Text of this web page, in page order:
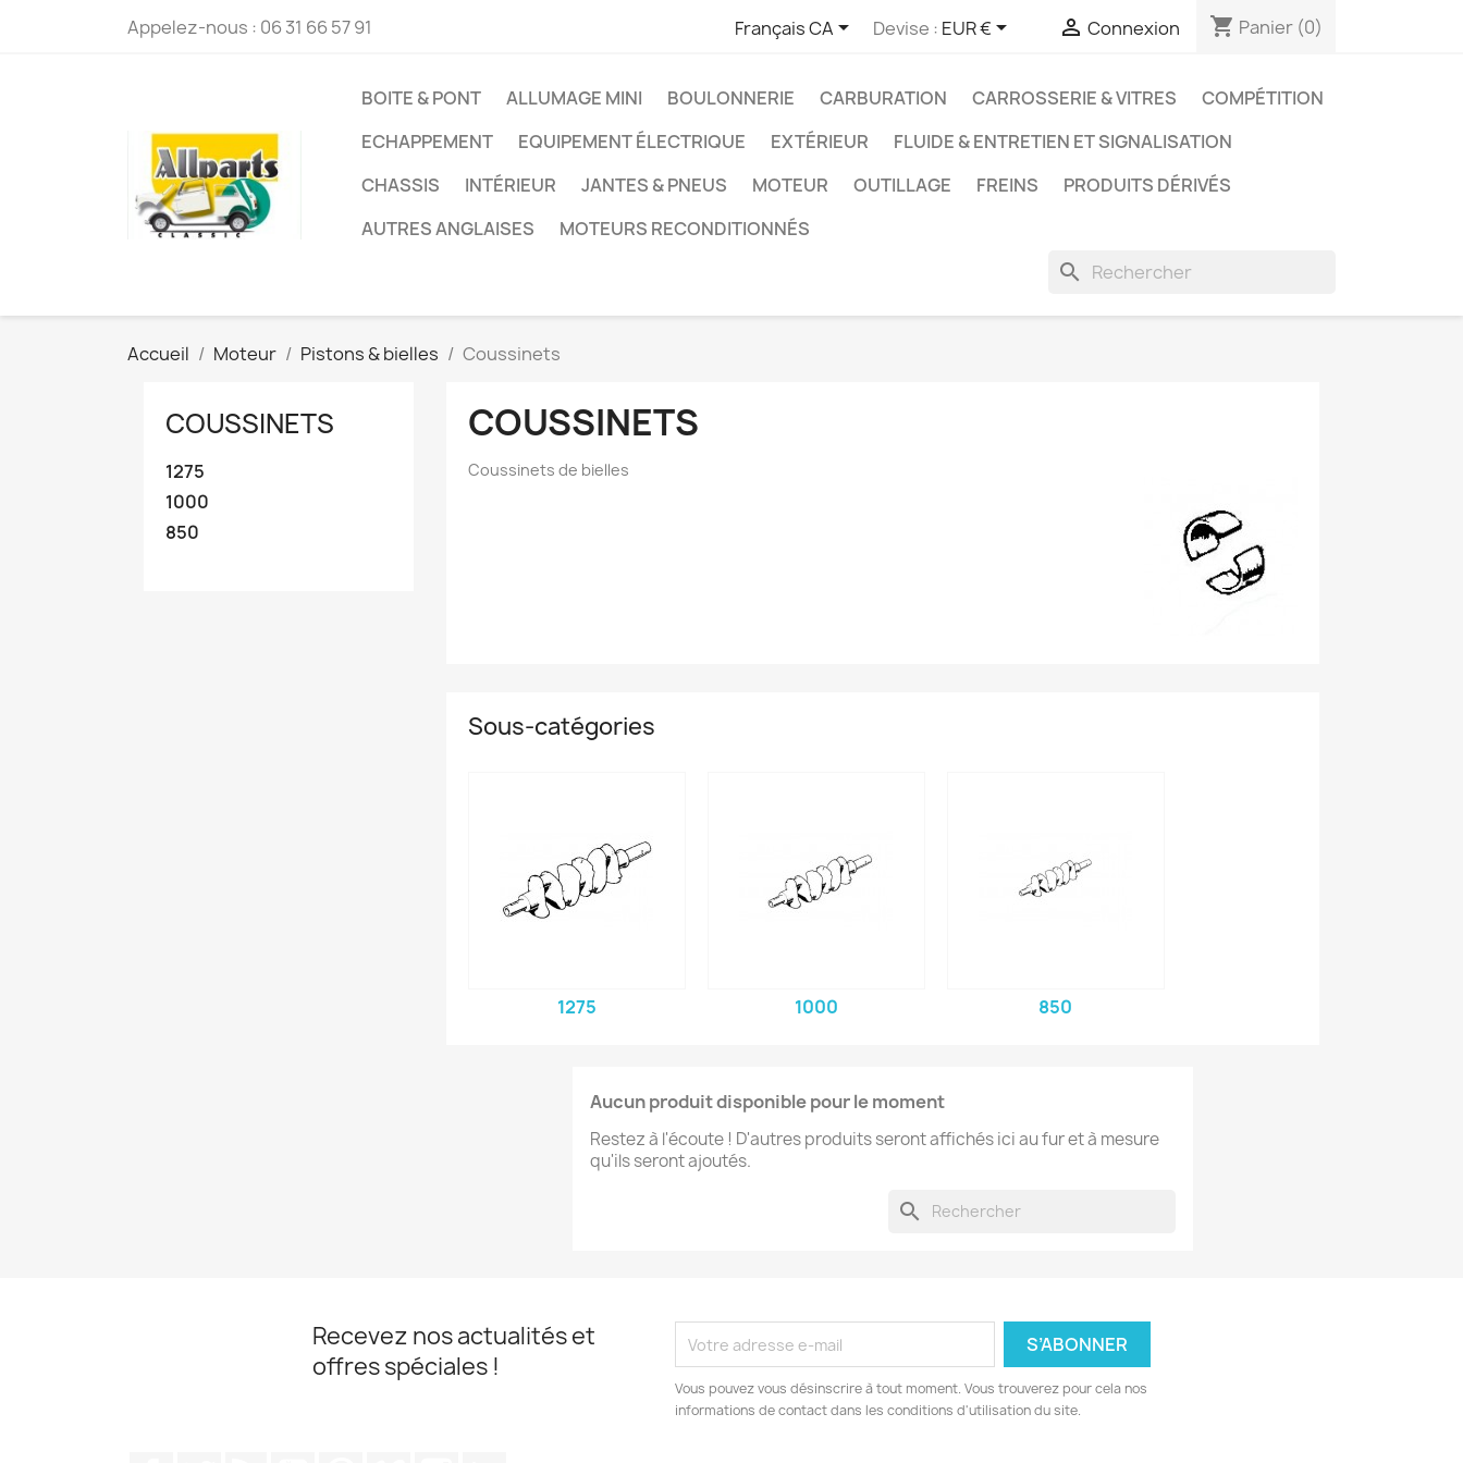
Appelez-nous : 06 31 66 57 91 Français CA Devise : EUR €  Connexion shopping_cart Panier (0)
BOITE & PONT ALLUMAGE MINI BOULONNERIE CARBURATION CARROSSERIE & VITRES
COMPÉTITION
ECHAPPEMENT
EQUIPEMENT ÉLECTRIQUE EXTÉRIEUR
FLUIDE & ENTRETIEN ET SIGNALISATION
CHASSIS
INTÉRIEUR JANTES & PNEUS MOTEUR OUTILLAGE FREINS
PRODUITS DÉRIVÉS
AUTRES ANGLAISES
MOTEURS RECONDITIONNÉS
search
Accueil Moteur Pistons & bielles Coussinets
COUSSINETS
1275
1000
850
COUSSINETS
Coussinets de bielles
Sous-catégories
1275 1000 850
Aucun produit disponible pour le moment
Restez à l'écoute ! D'autres produits seront affichés ici au fur et à mesure
qu'ils seront ajoutés.
search
Recevez nos actualités et
offres spéciales !
Vous pouvez vous désinscrire à tout moment. Vous trouverez pour cela nos
informations de contact dans les conditions d'utilisation du site.